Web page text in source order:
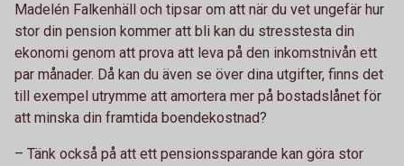
Madelén Falkenhäll och tipsar om att när du vet ungefär hur
stor din pension kommer att bli kan du stresstesta din
ekonomi genom att prova att leva på den inkomstnivån ett
par månader. Då kan du även se över dina utgifter, finns det
till exempel utrymme att amortera mer på bostadslånet för
att minska din framtida boendekostnad?
– Tänk också på att ett pensionssparande kan göra stor